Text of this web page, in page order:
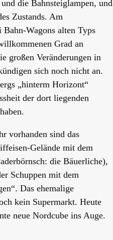
die Bahnsteiglampen, und
Zustands. Am
Wagons alten Typs
Grad an
großen Veränderungen in
sich noch nicht an.
„hinterm Horizont“
der dort liegenden
vorhanden sind das
Gelände mit dem
die Bäuerliche),
Schuppen mit dem
Das ehemalige
kein Supermarkt. Heute
neue Nordcube ins Auge.